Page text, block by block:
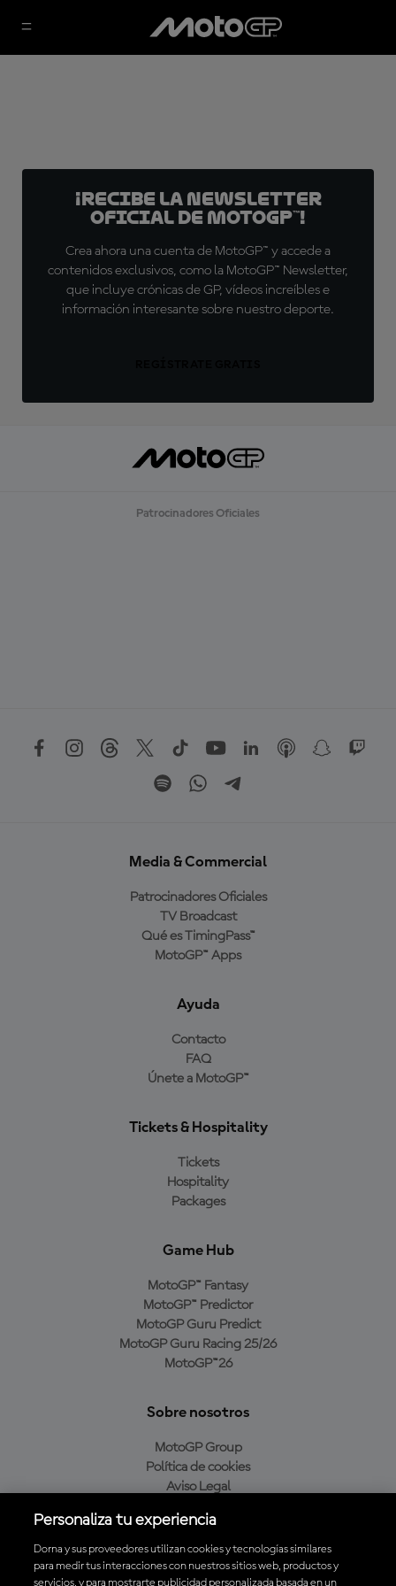
¡Recibe la Newsletter
oficial de MotoGP™!
Crea ahora una cuenta de MotoGP™ y accede a
contenidos exclusivos, como la MotoGP™ Newsletter,
que incluye crónicas de GP, vídeos increíbles e
información interesante sobre nuestro deporte.
Patrocinadores Oficiales
Media & Commercial
Patrocinadores Oficiales
TV Broadcast
Qué es TimingPass™
MotoGP™ Apps
Ayuda
Contacto
FAQ
Únete a MotoGP™
Tickets & Hospitality
Tickets
Hospitality
Packages
Game Hub
MotoGP™ Fantasy
MotoGP™ Predictor
MotoGP Guru Predict
MotoGP Guru Racing 25/26
MotoGP™26
Sobre nosotros
MotoGP Group
Política de cookies
Aviso Legal
Política de compra
Personaliza tu experiencia
Dorna y sus proveedores utilizan cookies y tecnologías similares
para medir tus interacciones con nuestros sitios web, productos y
servicios, y para mostrarte publicidad personalizada basada en un